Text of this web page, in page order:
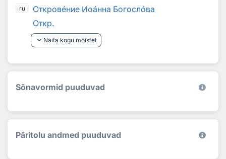
ru Откровение Иоанна Богослова
Откр.
keyboard_arrow_down Näita kogu mõistet
Sõnavormid puuduvad
Päritolu andmed puuduvad